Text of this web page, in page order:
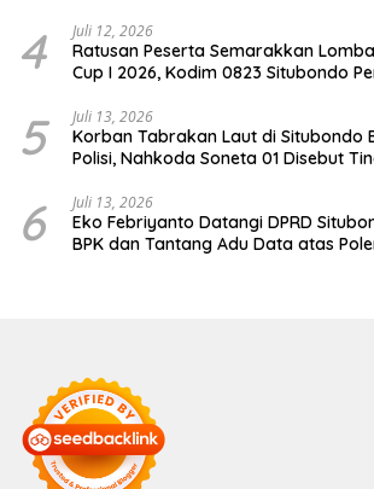
4 Juli 12, 2026
Ratusan Peserta Semarakkan
Cup I 2026, Kodim 0823 Situbondo
5 Juli 13, 2026
Korban Tabrakan Laut di Situbondo
Polisi, Nahkoda Soneta 01 Disebut
6 Juli 13, 2026
Eko Febriyanto Datangi DPRD
BPK dan Tantang Adu Data atas